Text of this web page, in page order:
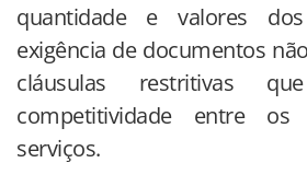
quantidade e valores
exigência de documentos
cláusulas restritivas
competitividade entre os
serviços.